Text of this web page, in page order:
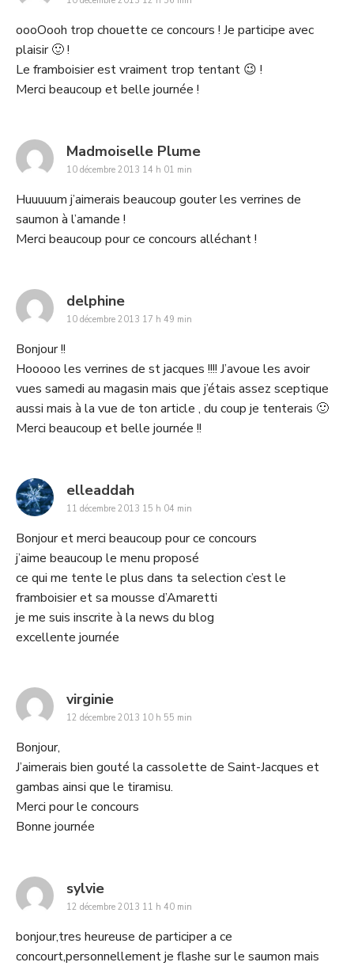
oooOooh trop chouette ce concours ! Je participe avec
plaisir 🙂 !
Le framboisier est vraiment trop tentant 😉 !
Merci beaucoup et belle journée !
Madmoiselle Plumesays:
10 décembre 2013 14 h 01 min
Huuuuum j’aimerais beaucoup gouter les verrines de
saumon à l’amande !
Merci beaucoup pour ce concours alléchant !
delphinesays:
10 décembre 2013 17 h 49 min
Bonjour !!
Hooooo les verrines de st jacques !!!! J’avoue les avoir
vues samedi au magasin mais que j’étais assez sceptique
aussi mais à la vue de ton article , du coup je tenterais 🙂
Merci beaucoup et belle journée !!
elleaddahsays:
11 décembre 2013 15 h 04 min
Bonjour et merci beaucoup pour ce concours
j’aime beaucoup le menu proposé
ce qui me tente le plus dans ta selection c’est le
framboisier et sa mousse d’Amaretti
je me suis inscrite à la news du blog
excellente journée
virginiesays:
12 décembre 2013 10 h 55 min
Bonjour,
J’aimerais bien gouté la cassolette de Saint-Jacques et
gambas ainsi que le tiramisu.
Merci pour le concours
Bonne journée
sylviesays:
12 décembre 2013 11 h 40 min
bonjour,tres heureuse de participer a ce
concourt,personnellement je flashe sur le saumon mais